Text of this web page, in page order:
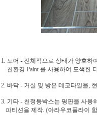
1. 도어 - 전체적으로 상태가 양호하
친환경 Paint 를 사용하여 도색한
2. 바닥 - 거실 및 방은 데코타일을,
3. 기타 - 천정등박스는 평판을 사용
파티션을 제작. (아라우코플라이